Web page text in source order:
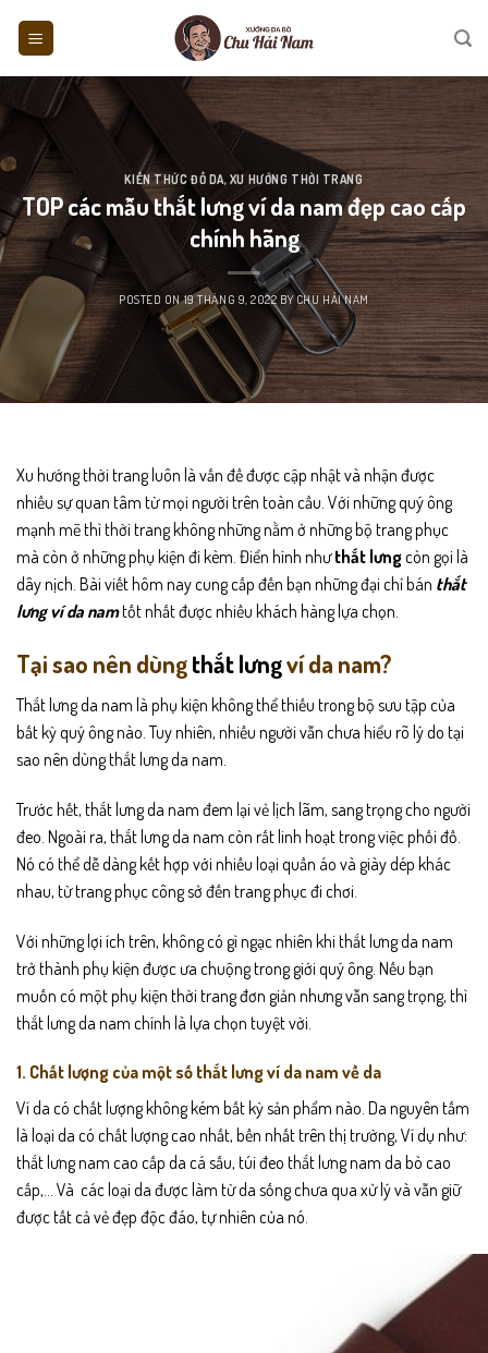
KIẾN THỨC ĐỒ DA, XU HƯỚNG THỜI TRANG
TOP các mẫu thắt lưng ví da nam đẹp cao cấp
chính hãng
POSTED ON19 THÁNG 9, 2022 BYCHU HẢI NAM
Xu hướng thời trang luôn là vấn đề được cập nhật và nhận được
nhiều sự quan tâm từ mọi người trên toàn cầu. Với những quý ông
mạnh mẽ thì thời trang không những nằm ở những bộ trang phục
mà còn ở những phụ kiện đi kèm. Điển hình nhưthắt lưngcòn gọi là
dây nịch. Bài viết hôm nay cung cấp đến bạn những đại chỉ bán thắt
lưng ví da namtốt nhất được nhiều khách hàng lựa chọn.
Tại sao nên dùngthắt lưngví da nam?
Thắt lưng da nam là phụ kiện không thể thiếu trong bộ sưu tập của
bất kỳ quý ông nào. Tuy nhiên, nhiều người vẫn chưa hiểu rõ lý do tại
sao nên dùng thắt lưng da nam.
Trước hết, thắt lưng da nam đem lại vẻ lịch lãm, sang trọng cho người
đeo. Ngoài ra, thắt lưng da nam còn rất linh hoạt trong việc phối đồ.
Nó có thể dễ dàng kết hợp với nhiều loại quần áo và giày dép khác
nhau, từ trang phục công sở đến trang phục đi chơi.
Với những lợi ích trên, không có gì ngạc nhiên khi thắt lưng da nam
trở thành phụ kiện được ưa chuộng trong giới quý ông. Nếu bạn
muốn có một phụ kiện thời trang đơn giản nhưng vẫn sang trọng, thì
thắt lưng da nam chính là lựa chọn tuyệt vời.
1. Chất lượng của một số thắt lưng ví da nam về da
Ví da có chất lượng không kém bất kỳ sản phẩm nào. Da nguyên tấm
là loại da có chất lượng cao nhất, bền nhất trên thị trường, Ví dụ như:
thắt lưng nam cao cấp da cá sấu, túi đeo thắt lưng nam da bò cao
cấp,… Và các loại da được làm từ da sống chưa qua xử lý và vẫn giữ
được tất cả vẻ đẹp độc đáo, tự nhiên của nó.